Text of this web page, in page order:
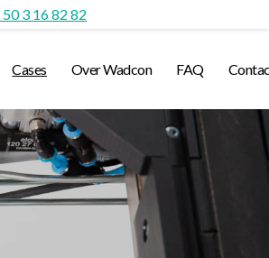
3 16 82 82
Cases Over Wadcon FAQ